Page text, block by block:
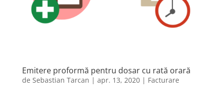
Emitere proformă pentru dosar cu rată orară
de Sebastian Tarcan | apr. 13, 2020| Facturare